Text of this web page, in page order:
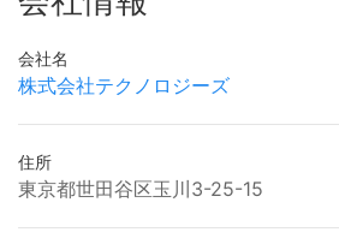
会社名
株式会社テクノロジーズ
住所
東京都世田谷区玉川3-25-15